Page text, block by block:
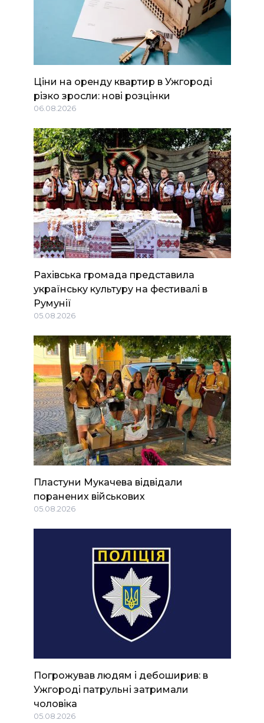
Ціни на оренду квартир в Ужгороді
різко зросли: нові розцінки
06.08.2026
Рахівська громада представила
українську культуру на фестивалі в
Румунії
05.08.2026
Пластуни Мукачева відвідали
поранених військових
05.08.2026
Погрожував людям і дебоширив: в
Ужгороді патрульні затримали
чоловіка
05.08.2026